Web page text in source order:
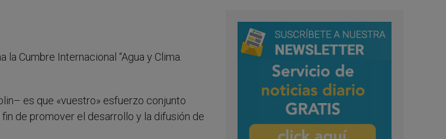
Cumbre Internacional “Agua y Clima.
es que «vuestro» esfuerzo conjunto
de promover el desarrollo y la difusión de